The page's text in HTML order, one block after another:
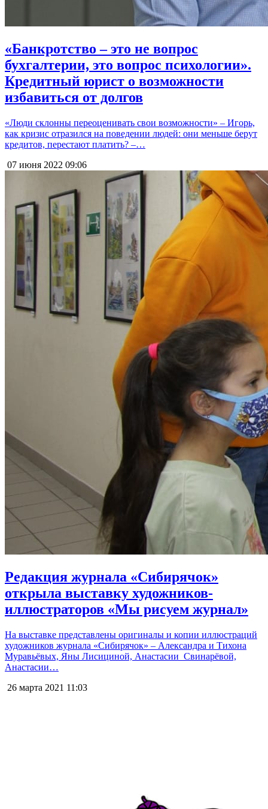
«Банкротство – это не вопрос
бухгалтерии, это вопрос психологии».
Кредитный юрист о возможности
избавиться от долгов
«Люди склонны переоценивать свои возможности» – Игорь,
как кризис отразился на поведении людей: они меньше берут
кредитов, перестают платить? –…
07 июня 2022 09:06
Редакция журнала «Сибирячок»
открыла выставку художников-
иллюстраторов «Мы рисуем журнал»
На выставке представлены оригиналы и копии иллюстраций
художников журнала «Сибирячок» – Александра и Тихона
Муравьёвых, Яны Лисициной, Анастасии Свинарёвой,
Анастасии…
26 марта 2021 11:03